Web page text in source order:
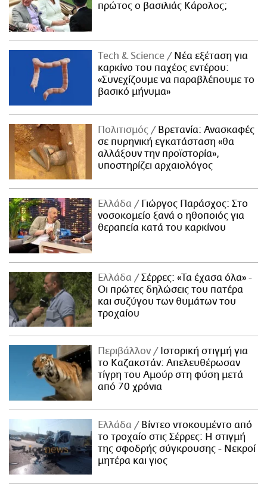
πρώτος ο βασιλιάς Κάρολος;
Τech & Science
Νέα εξέταση για
καρκίνο του παχέος εντέρου:
«Συνεχίζουμε να παραβλέπουμε το
βασικό μήνυμα»
Πολιτισμός
Βρετανία: Ανασκαφές
σε πυρηνική εγκατάσταση «θα
αλλάξουν την προϊστορία»,
υποστηρίζει αρχαιολόγος
Ελλάδα
Γιώργος Παράσχος: Στο
νοσοκομείο ξανά ο ηθοποιός για
θεραπεία κατά του καρκίνου
Ελλάδα
Σέρρες: «Τα έχασα όλα» -
Οι πρώτες δηλώσεις του πατέρα
και συζύγου των θυμάτων του
τροχαίου
Περιβάλλον
Ιστορική στιγμή για
το Καζακστάν: Απελευθέρωσαν
τίγρη του Αμούρ στη φύση μετά
από 70 χρόνια
Ελλάδα
Βίντεο ντοκουμέντο από
το τροχαίο στις Σέρρες: Η στιγμή
της σφοδρής σύγκρουσης - Νεκροί
μητέρα και γιος